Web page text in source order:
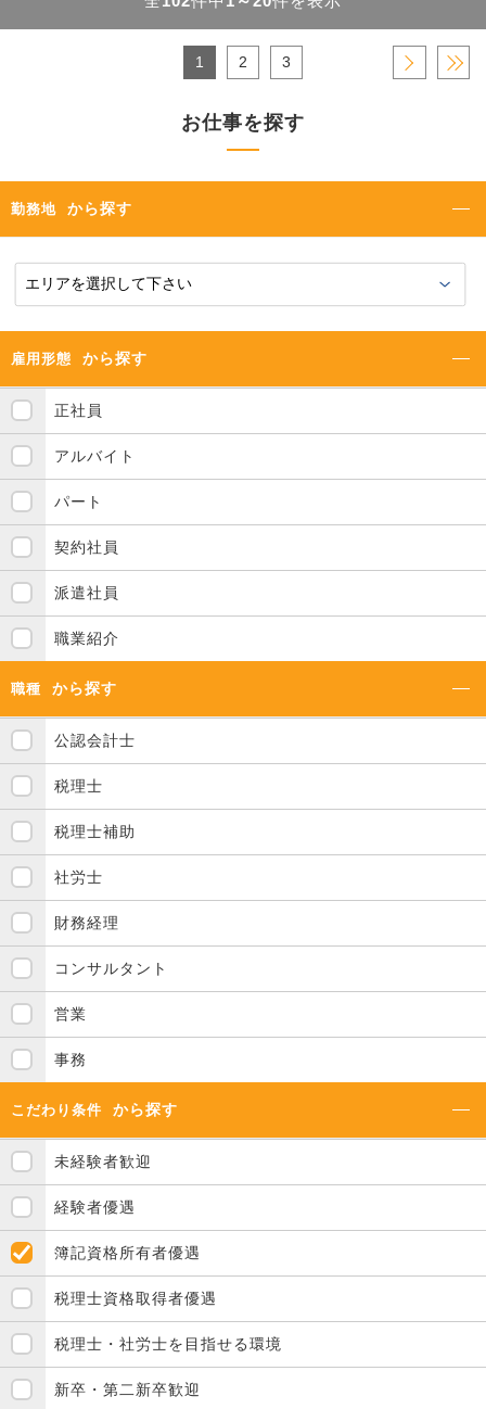
1 2 3 › »
お仕事を探す
勤務地 から探す
雇用形態 から探す
正社員
アルバイト
パート
契約社員
派遣社員
職業紹介
職種 から探す
公認会計士
税理士
税理士補助
社労士
財務経理
コンサルタント
営業
事務
こだわり条件 から探す
未経験者歓迎
経験者優遇
簿記資格所有者優遇
税理士資格取得者優遇
税理士・社労士を目指せる環境
新卒・第二新卒歓迎